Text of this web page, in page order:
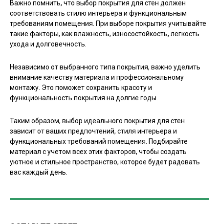
Важно помнить, что выбор покрытия для стен должен
соответствовать стилю интерьера и функциональным
требованиям помещения. При выборе покрытия учитывайте
такие факторы, как влажность, износостойкость, легкость
ухода и долговечность.
Независимо от выбранного типа покрытия, важно уделить
внимание качеству материала и профессиональному
монтажу. Это поможет сохранить красоту и
функциональность покрытия на долгие годы.
Таким образом, выбор идеального покрытия для стен
зависит от ваших предпочтений, стиля интерьера и
функциональных требований помещения. Подбирайте
материал с учетом всех этих факторов, чтобы создать
уютное и стильное пространство, которое будет радовать
вас каждый день.